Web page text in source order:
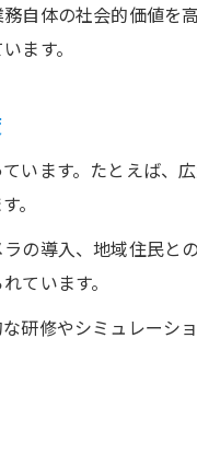
警備業務で築く住民
警備求人探しに役立
警備業務で求められ
自体の社会的価値
ます。
います。たとえば、
。
の導入、地域住民
ています。
研修やシミュレー